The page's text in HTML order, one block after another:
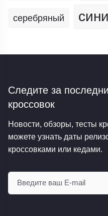
серебряный
Следите за
кроссовок
Новости, обзоры, тесты
можете узнать даты
кроссовками или кедами.